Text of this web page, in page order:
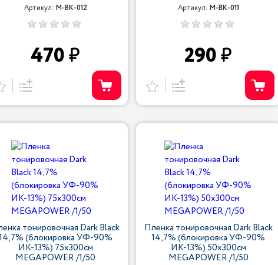
Артикул: M-BK-012
470
Артикул: M-BK-011
290
тонировочная Dark Black
(блокировка УФ-90%
ИК-13%) 75х300см
MEGAPOWER /1/50
Пленка тонировочная Dark Black
14,7% (блокировка УФ-90%
ИК-13%) 50х300см
MEGAPOWER /1/50